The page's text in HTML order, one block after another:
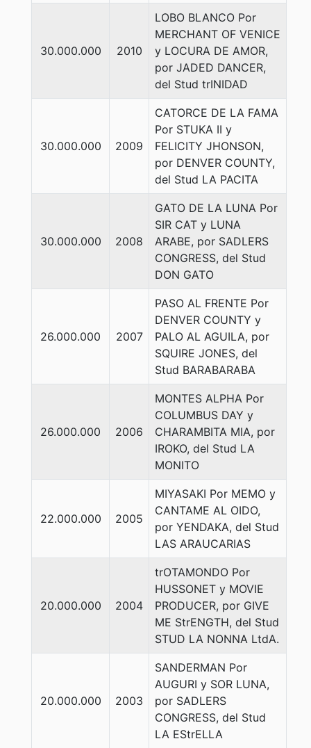
30.000.000 2010
LOBO BLANCO Por
MERCHANT OF VENICE
y LOCURA DE AMOR,
por JADED DANCER,
del Stud trINIDAD
30.000.000 2009
CATORCE DE LA FAMA
Por STUKA II y
FELICITY JHONSON,
por DENVER COUNTY,
del Stud LA PACITA
30.000.000 2008
GATO DE LA LUNA Por
SIR CAT y LUNA
ARABE, por SADLERS
CONGRESS, del Stud
DON GATO
26.000.000 2007
PASO AL FRENTE Por
DENVER COUNTY y
PALO AL AGUILA, por
SQUIRE JONES, del
Stud BARABARABA
26.000.000 2006
MONTES ALPHA Por
COLUMBUS DAY y
CHARAMBITA MIA, por
IROKO, del Stud LA
MONITO
22.000.000 2005
MIYASAKI Por MEMO y
CANTAME AL OIDO,
por YENDAKA, del Stud
LAS ARAUCARIAS
20.000.000 2004
trOTAMONDO Por
HUSSONET y MOVIE
PRODUCER, por GIVE
ME StrENGTH, del Stud
STUD LA NONNA LtdA.
20.000.000 2003
SANDERMAN Por
AUGURI y SOR LUNA,
por SADLERS
CONGRESS, del Stud
LA EStrELLA